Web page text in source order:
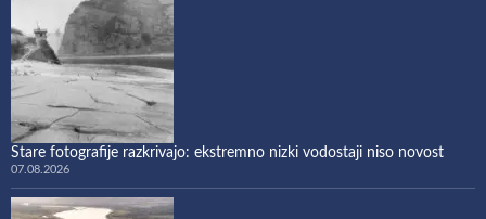
Stare fotografije razkrivajo: ekstremno nizki vodostaji niso novost
07.08.2026